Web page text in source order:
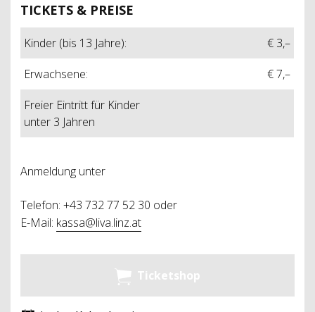
TICKETS & PREISE
Kinder (bis 13 Jahre):
€ 3,–
Erwachsene:
€ 7,–
Freier Eintritt für Kinder
unter 3 Jahren
Anmeldung unter
Telefon: +43 732 77 52 30 oder
E-Mail: kassa@liva.linz.at
Ticketshop